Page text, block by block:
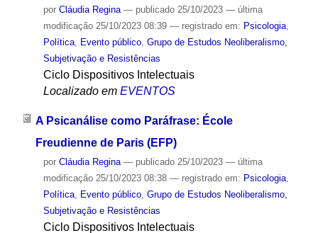
por Cláudia Regina — publicado25/10/2023 — última
modificação25/10/2023 08:39 — registrado em: Psicologia,
Política, Evento público, Grupo de Estudos Neoliberalismo,
Subjetivação e Resistências
Ciclo Dispositivos Intelectuais
Localizado em EVENTOS
A Psicanálise como Paráfrase: École
Freudienne de Paris (EFP)
por Cláudia Regina — publicado25/10/2023 — última
modificação25/10/2023 08:38 — registrado em: Psicologia,
Política, Evento público, Grupo de Estudos Neoliberalismo,
Subjetivação e Resistências
Ciclo Dispositivos Intelectuais